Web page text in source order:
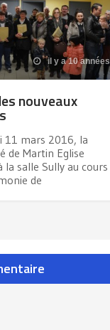
il y a 10 années
nouveaux
11 mars 2016, la
de Martin Eglise
la salle Sully au cours
de